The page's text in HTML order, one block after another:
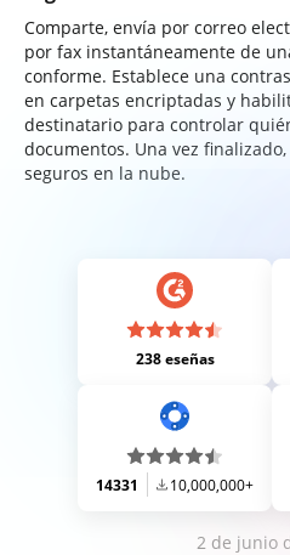
Comparte, envía por correo
por fax instantáneamente de
conforme. Establece una
en carpetas encriptadas y
destinatario para controlar
documentos. Una vez
seguros en la nube.
238 eseñas
14331 10,000,000+
2 de junio